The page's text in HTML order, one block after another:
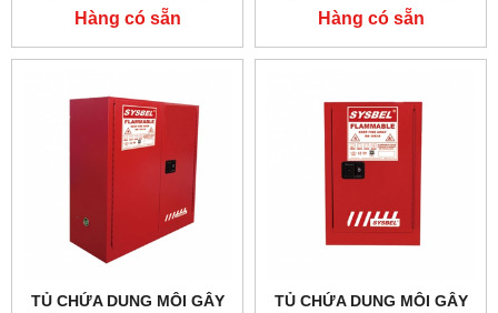
LÍT, CỬA TỰ ĐÓNG,HÃNG
SYSBEL MODEL:
WA810601R
Hàng có sẵn
LÍT, CỬA TỰ ĐÓNG,HÃNG
SYSBEL MODEL:
WA810451R
Hàng có sẵn
TỦ CHỨA DUNG MÔI GÂY
TỦ CHỨA DUNG MÔI GÂY